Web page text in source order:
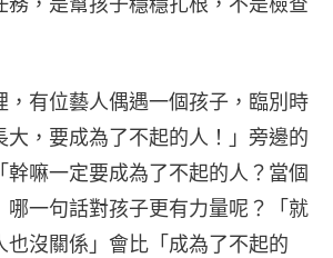
，有位藝人偶遇一個孩子，臨別時
大，要成為了不起的人！」旁邊的
幹嘛一定要成為了不起的人？當個
哪一句話對孩子更有力量呢？「就
也沒關係」會比「成為了不起的